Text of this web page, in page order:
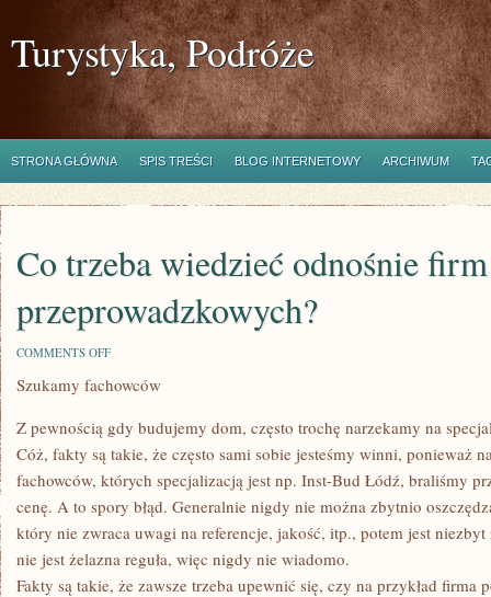
Turystyka, Podróże
STRONA GŁÓWNA SPIS TREŚCI BLOG INTERNETOWY ARCHIWUM
Co trzeba wiedzieć odnośnie firm
przeprowadzkowych?
COMMENTS OFFON
TRZEBA
FIRM
PRZEPROWADZKOWYCH?
Szukamy fachowców
Z pewnością gdy budujemy dom, często trochę narzekamy na
Cóż, fakty są takie, że często sami sobie jesteśmy winni, ponieważ
fachowców, których specjalizacją jest np. Inst-Bud Łódź, braliśmy
cenę. A to spory błąd. Generalnie nigdy nie można zbytnio
który nie zwraca uwagi na referencje, jakość, itp., potem jest
nie jest żelazna reguła, więc nigdy nie wiadomo.
Fakty są takie, że zawsze trzeba upewnić się, czy na przykład firma